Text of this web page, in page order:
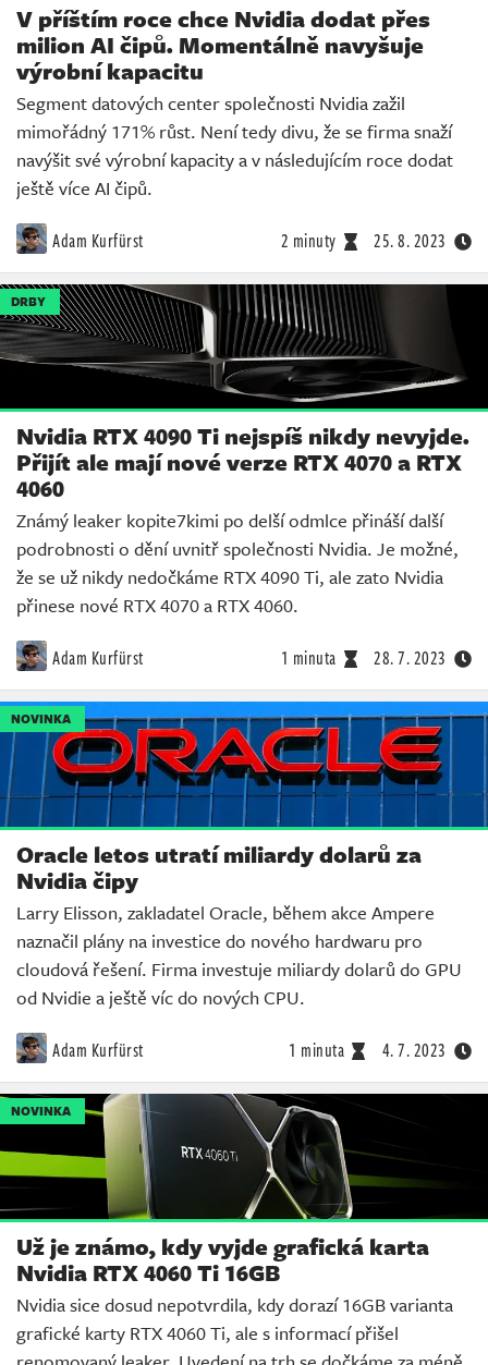
V příštím roce chce Nvidia dodat přes
milion AI čipů. Momentálně navyšuje
výrobní kapacitu
Segment datových center společnosti Nvidia zažil
mimořádný 171% růst. Není tedy divu, že se firma snaží
navýšit své výrobní kapacity a v následujícím roce dodat
ještě více AI čipů.
Adam Kurfürst 2 minuty 25. 8. 2023
DRBY
Nvidia RTX 4090 Ti nejspíš nikdy nevyjde.
Přijít ale mají nové verze RTX 4070 a RTX
4060
Známý leaker kopite7kimi po delší odmlce přináší další
podrobnosti o dění uvnitř společnosti Nvidia. Je možné,
že se už nikdy nedočkáme RTX 4090 Ti, ale zato Nvidia
přinese nové RTX 4070 a RTX 4060.
Adam Kurfürst 1 minuta 28. 7. 2023
NOVINKA
Oracle letos utratí miliardy dolarů za
Nvidia čipy
Larry Elisson, zakladatel Oracle, během akce Ampere
naznačil plány na investice do nového hardwaru pro
cloudová řešení. Firma investuje miliardy dolarů do GPU
od Nvidie a ještě víc do nových CPU.
Adam Kurfürst 1 minuta 4. 7. 2023
NOVINKA
Už je známo, kdy vyjde grafická karta
Nvidia RTX 4060 Ti 16GB
Nvidia sice dosud nepotvrdila, kdy dorazí 16GB varianta
grafické karty RTX 4060 Ti, ale s informací přišel